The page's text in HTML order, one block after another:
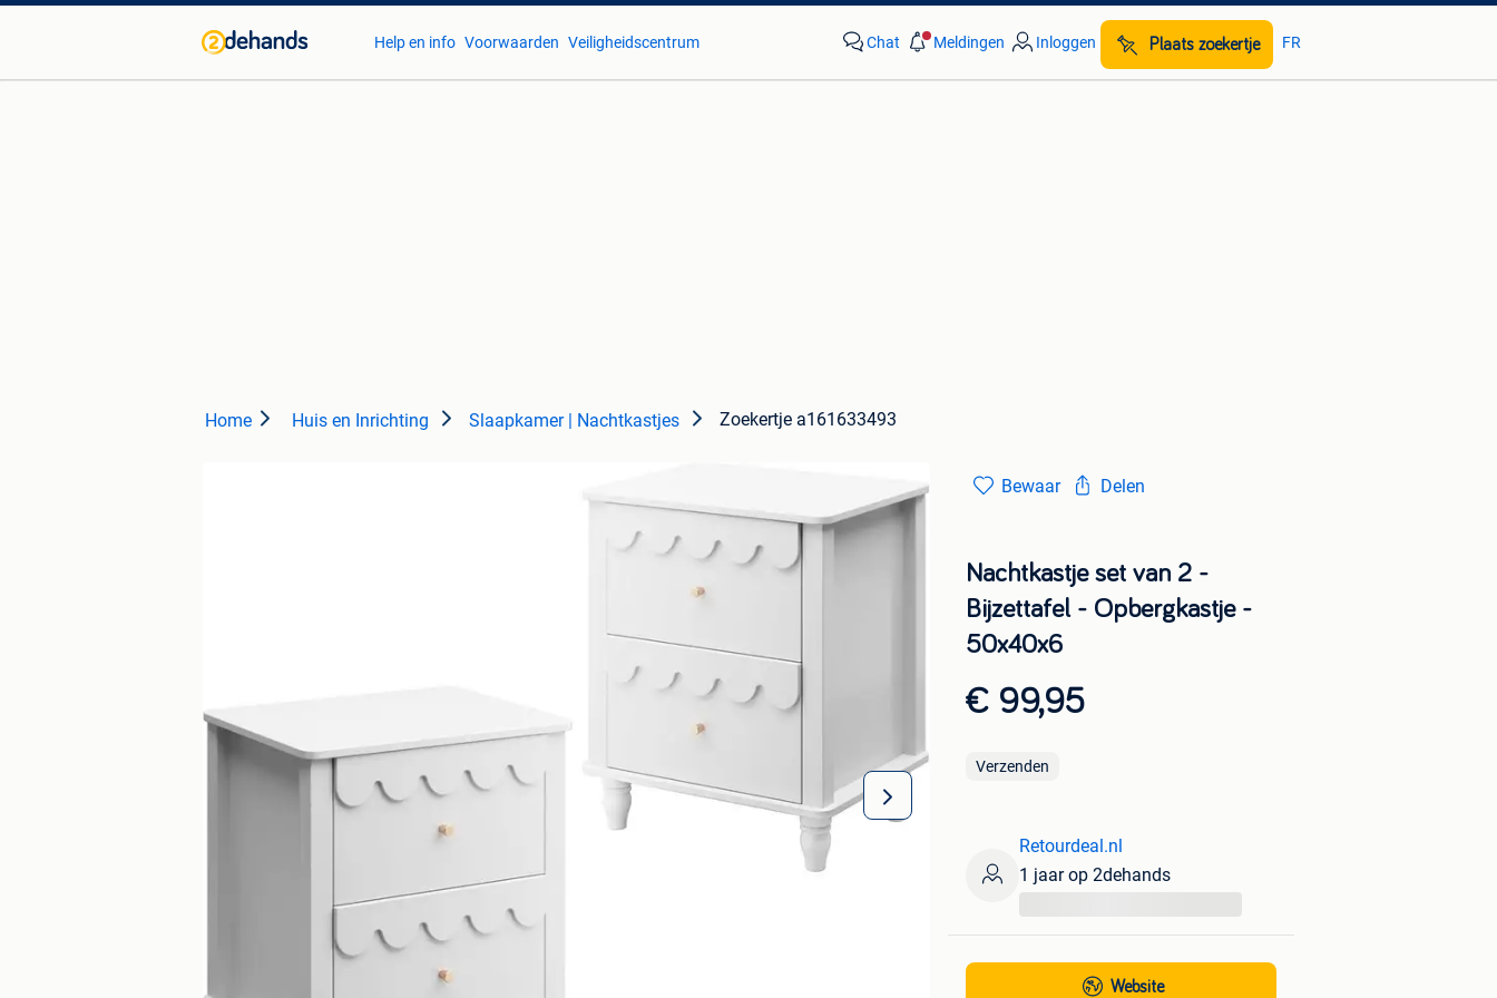
Help en info Voorwaarden Veiligheidscentrum Chat Meldingen Inloggen Plaats zoekertje FR
Home Huis en Inrichting Slaapkamer | Nachtkastjes Zoekertje a161633493
Bewaar Delen
Nachtkastje set van 2 -
Bijzettafel - Opbergkastje -
50x40x6
€ 99,95
Verzenden
Retourdeal.nl
1 jaar op 2dehands
Website